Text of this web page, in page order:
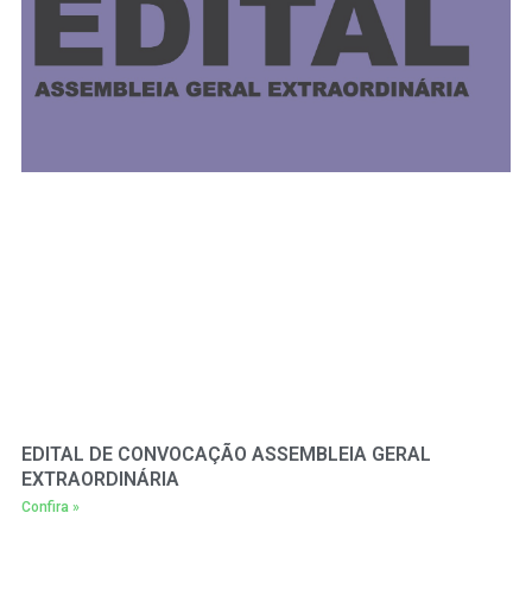
EDITAL DE CONVOCAÇÃO ASSEMBLEIA GERAL
EXTRAORDINÁRIA
Confira »